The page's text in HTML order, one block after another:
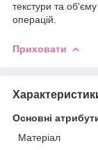
текстури та
операцій.
Приховати
Основні
Матеріал